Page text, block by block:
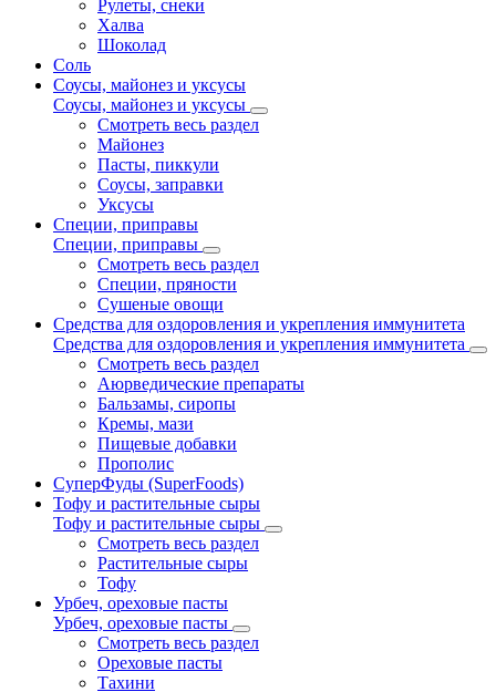
Рулеты, снеки
Халва
Шоколад
Соль
Соусы, майонез и уксусы
Соусы, майонез и уксусы
Смотреть весь раздел
Майонез
Пасты, пиккули
Соусы, заправки
Уксусы
Специи, приправы
Специи, приправы
Смотреть весь раздел
Специи, пряности
Сушеные овощи
Средства для оздоровления и укрепления иммунитета
Средства для оздоровления и укрепления иммунитета
Смотреть весь раздел
Аюрведические препараты
Бальзамы, сиропы
Кремы, мази
Пищевые добавки
Прополис
СуперФуды (SuperFoods)
Тофу и растительные сыры
Тофу и растительные сыры
Смотреть весь раздел
Растительные сыры
Тофу
Урбеч, ореховые пасты
Урбеч, ореховые пасты
Смотреть весь раздел
Ореховые пасты
Тахини